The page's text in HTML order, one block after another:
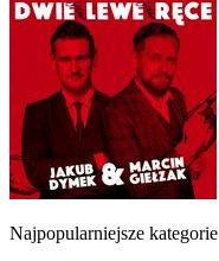
Najpopularniejsze kategorie